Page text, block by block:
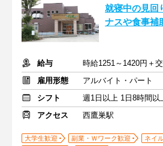
就寝中の見回
ナスや食事補
給与
時給1251～1420円＋
雇用形態
アルバイト・パート
シフト
週1日以上 1日8時間以
アクセス
西鷹巣駅
大学生歓迎 副業・Ｗワーク歓迎
ネイ